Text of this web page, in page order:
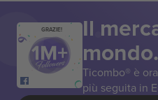
GRAZIE! Il
mondo.
Ticombo® è
più seguita in